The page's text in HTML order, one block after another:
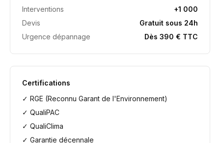
Interventions
+1 000
Devis
Gratuit sous 24h
Urgence dépannage
Dès 390 € TTC
Certifications
✓ RGE (Reconnu Garant de l'Environnement)
✓ QualiPAC
✓ QualiClima
✓ Garantie décennale